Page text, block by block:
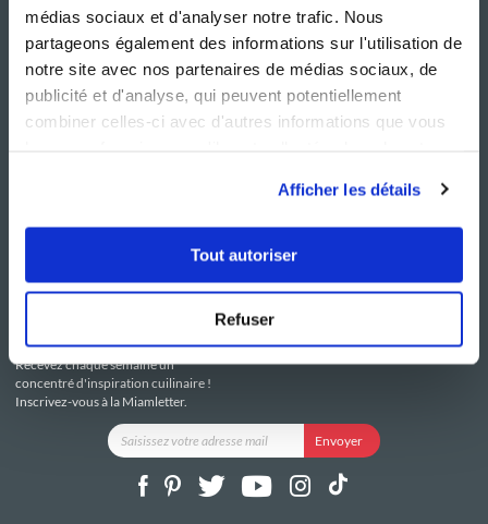
médias sociaux et d'analyser notre trafic. Nous
partageons également des informations sur l'utilisation de
notre site avec nos partenaires de médias sociaux, de
publicité et d'analyse, qui peuvent potentiellement
combiner celles-ci avec d'autres informations que vous
Afficher les détails
Tout autoriser
Refuser
Le Mag'
i-Cook'in
Contactez-nous
Mentions légales
Politique de confidentialité
Utilisation des Cookies
Recevez chaque semaine un
concentré d'inspiration cuilinaire !
Inscrivez-vous à la Miamletter.